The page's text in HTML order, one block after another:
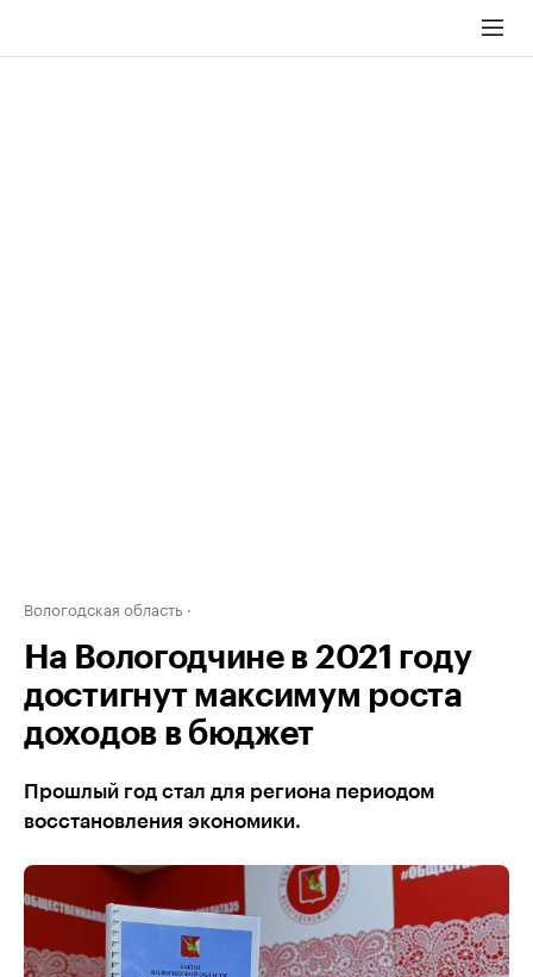
Вологодская область
На Вологодчине в 2021 году
достигнут максимум роста
доходов в бюджет
Прошлый год стал для региона периодом
восстановления экономики.